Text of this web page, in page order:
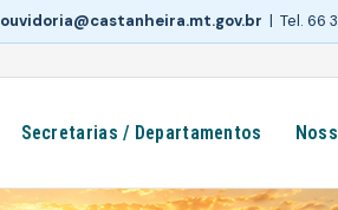
ouvidoria@castanheira.mt.gov.br | Tel. 66
Secretarias / Departamentos